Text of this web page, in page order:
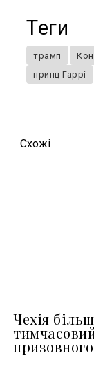
Теги
трамп
принц Гаррі
Схожi
Чехія